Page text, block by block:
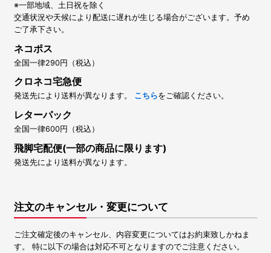
※一部地域、土日祝を除く
交通状況や天候により配送に遅れが生じる場合がございます。予め
ご了承下さい。
ネコポス
全国一律290円（税込）
クロネコ宅急便
発送先により送料が異なります。 こちらをご確認ください。
レターパック
全国一律600円（税込）
飛脚宅配便(一部の商品に限ります)
発送先により送料が異なります。
注文のキャンセル・変更について
ご注文確定後のキャンセル、内容変更についてはお約束致しかねま
す。 特に以下の場合は対応不可となりますのでご注意ください。